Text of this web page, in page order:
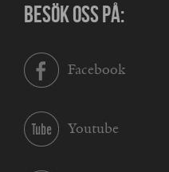
BESÖK OSS PÅ:
Facebook
Youtube